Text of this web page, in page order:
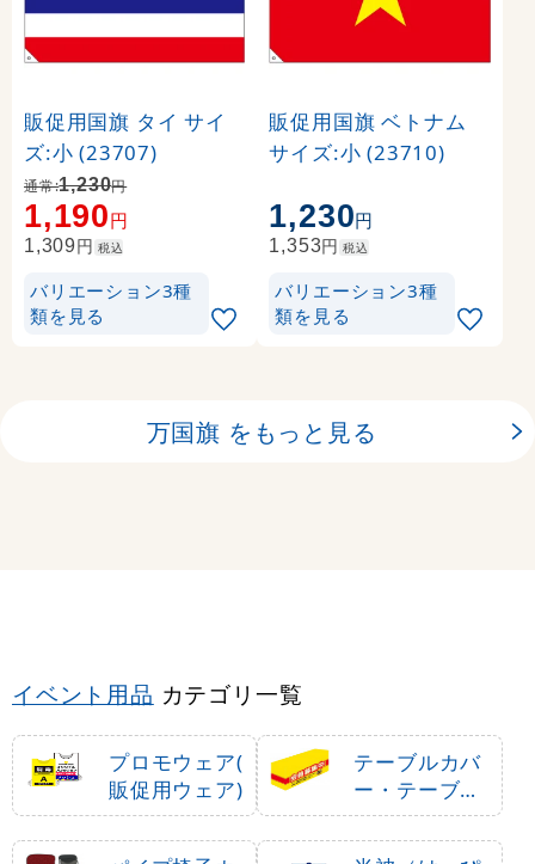
販促用国旗 タイ サイ
ズ:小 (23707)
通常:1,230円
1,190円
1,309円 税込
バリエーション3種
類を見る
販促用国旗 ベトナム
サイズ:小 (23710)
1,230円
1,353円 税込
バリエーション3種
類を見る
万国旗 をもっと見る
イベント用品 カテゴリ一覧
プロモウェア(
販促用ウェア)
テーブルカバ
ー・テーブル
クロス